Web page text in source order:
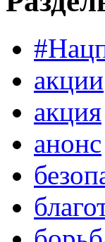
акции
акция
анонс